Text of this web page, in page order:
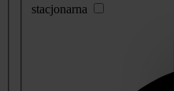
stacjonarna